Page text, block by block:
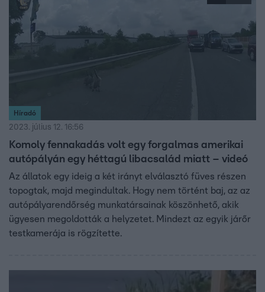
Híradó
2023. július 12. 16:56
Komoly fennakadás volt egy forgalmas amerikai
autópályán egy héttagú libacsalád miatt – videó
Az állatok egy ideig a két irányt elválasztó füves részen
topogtak, majd megindultak. Hogy nem történt baj, az az
autópályarendőrség munkatársainak köszönhető, akik
ügyesen megoldották a helyzetet. Mindezt az egyik járőr
testkamerája is rögzítette.